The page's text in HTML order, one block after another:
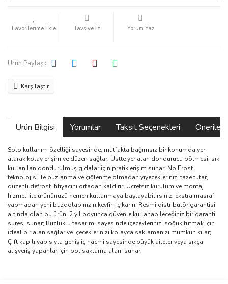
Tavsiye Et Yorum Yaz
Ürün Paylaş :
Karşılaştır
Ürün Bilgisi Yorumlar Taksit Seçenekleri
Solo kullanım özelliği sayesinde, mutfakta bağımsız bir konumda yer
alarak kolay erişim ve düzen sağlar; Üstte yer alan dondurucu bölmesi, sık
kullanılan dondurulmuş gıdalar için pratik erişim sunar; No Frost
teknolojisi ile buzlanma ve çiğlenme olmadan yiyeceklerinizi taze tutar,
düzenli defrost ihtiyacını ortadan kaldırır; Ücretsiz kurulum ve montaj
hizmeti ile ürününüzü hemen kullanmaya başlayabilirsiniz; ekstra masraf
yapmadan yeni buzdolabınızın keyfini çıkarın; Resmi distribütör garantisi
altında olan bu ürün, 2 yıl boyunca güvenle kullanabileceğiniz bir garanti
süresi sunar; Buzluklu tasarımı sayesinde içeceklerinizi soğuk tutmak için
ideal bir alan sağlar ve içeceklerinizi kolayca saklamanızı mümkün kılar;
Çift kapılı yapısıyla geniş iç hacmi sayesinde büyük aileler veya sıkça
alışveriş yapanlar için bol saklama alanı sunar;